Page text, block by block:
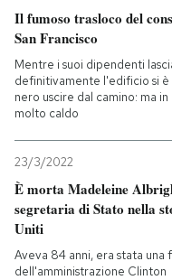
Il fumoso trasloco del
San Francisco
Mentre i suoi dipendenti
definitivamente l'edificio si è
nero uscire dal camino: ma
molto caldo
23/3/2022
È morta Madeleine
segretaria di Stato nella
Uniti
Aveva 84 anni, era stata una
dell'amministrazione Clinton